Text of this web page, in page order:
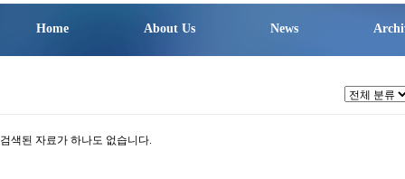
Home About Us News
검색된 자료가 하나도 없습니다.